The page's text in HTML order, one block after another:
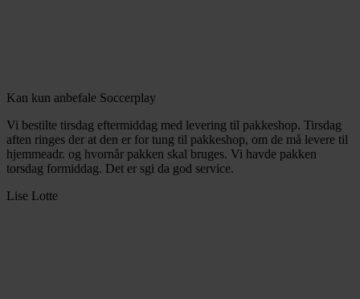
Kan kun anbefale Soccerplay
Vi bestilte tirsdag eftermiddag med levering til pakkeshop. Tirsdag
aften ringes der at den er for tung til pakkeshop, om de må levere til
hjemmeadr. og hvornår pakken skal bruges. Vi havde pakken
torsdag formiddag. Det er sgi da god service.
Lise Lotte